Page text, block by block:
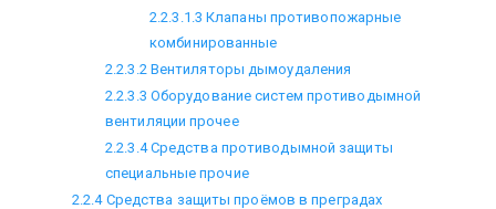
2.2.3.1.3 Клапаны противопожарные
комбинированные
2.2.3.2 Вентиляторы дымоудаления
2.2.3.3 Оборудование систем противодымной
вентиляции прочее
2.2.3.4 Средства противодымной защиты
специальные прочие
2.2.4 Средства защиты проёмов в преградах